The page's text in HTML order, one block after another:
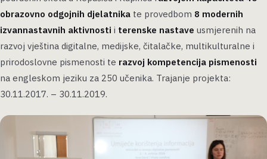
obrazovno odgojnih djelatnika te provedbom 8 modernih
izvannastavnih aktivnosti i terenske nastave usmjerenih na
razvoj vještina digitalne, medijske, čitalačke, multikulturalne i
prirodoslovne pismenosti te razvoj kompetencija pismenosti
na engleskom jeziku za 250 učenika. Trajanje projekta:
30.11.2017. – 30.11.2019.